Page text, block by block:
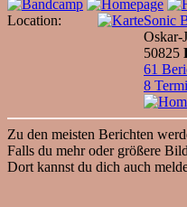
Location:
Sonic
Oskar-
50825
61
8
Zu den meisten Berichten
Falls du mehr oder größere
Dort kannst du dich auch